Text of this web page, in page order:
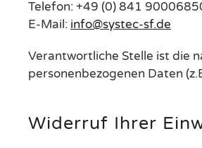
Telefon: +49 (0) 841
E-Mail: info@systec-sf.de
Verantwortliche Stelle ist die
personenbezogenen Daten
Widerruf Ihrer